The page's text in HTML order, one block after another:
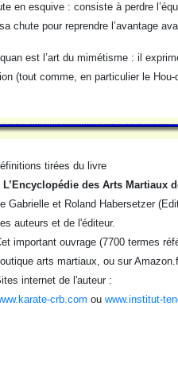
en esquive : consiste à perdre
chute pour reprendre l’avantage
est l’art du mimétisme : il
(tout comme, en particulier le
tirées du livre
L’Encyclopédie des Arts Martiaux
Gabrielle et Roland Habersetzer
auteurs et de l'éditeur.
important ouvrage (7700 termes
arts martiaux, ou sur
internet de l'auteur :
crb.com ou www.institut-